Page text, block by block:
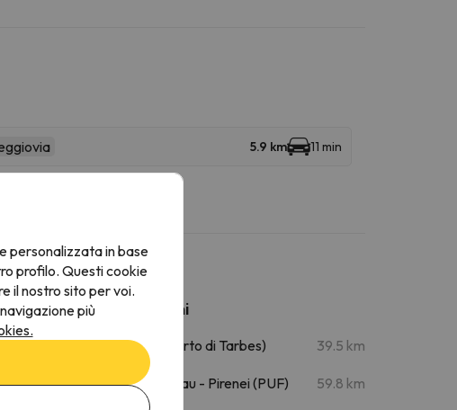
5.9 km 11 min
Aeroporti vicini
Tarbes (XTB-Aeroporto di Tarbes) 39.5 km
Aeroporto di Pau - Pau - Pirenei (PUF) 59.8 km
personalizzata in base
profilo. Questi cookie
il nostro sito per voi.
più